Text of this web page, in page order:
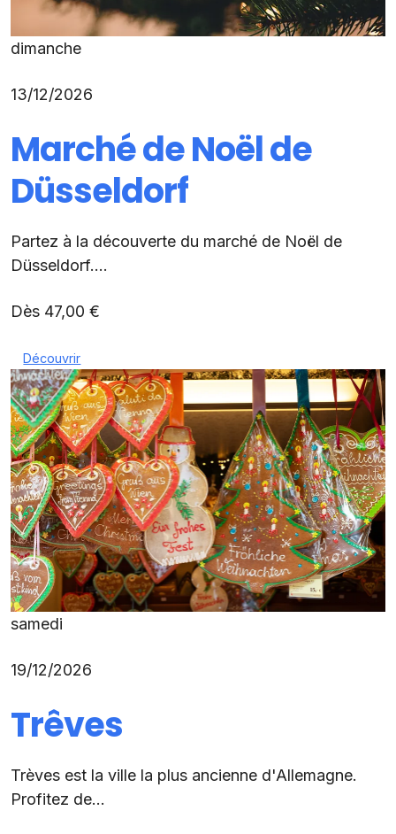
dimanche
13/12/2026
Marché de Noël de
Düsseldorf
Partez à la découverte du marché de Noël de
Düsseldorf....
Dès 47,00 €
Découvrir
samedi
19/12/2026
Trêves
Trèves est la ville la plus ancienne d'Allemagne.
Profitez de...